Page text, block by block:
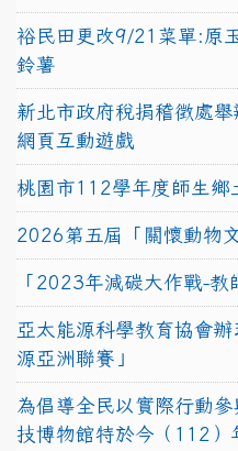
裕民田更改9/21菜單:原
鈴薯
新北市政府稅捐稽徵處舉
網頁互動遊戲
桃園市112學年度師生鄉
2026第五屆「關懷動物
「2023年減碳大作戰-教
亞太能源科學教育協會
源亞洲聯賽」
為倡導全民以實際行動
技博物館特於今（112）